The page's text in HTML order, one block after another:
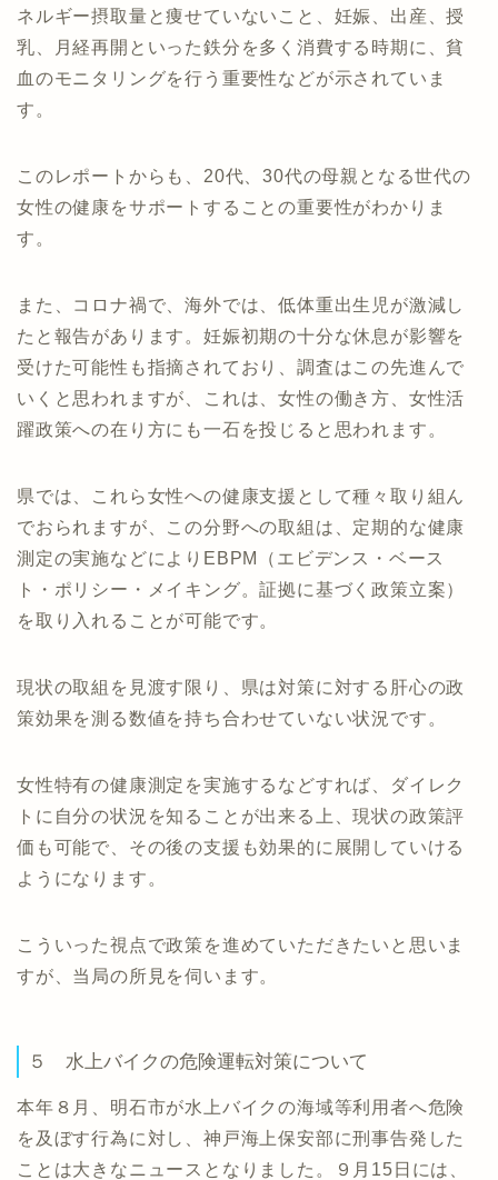
ネルギー摂取量と痩せていないこと、妊娠、出産、授
乳、月経再開といった鉄分を多く消費する時期に、貧
血のモニタリングを行う重要性などが示されていま
す。
このレポートからも、20代、30代の母親となる世代の
女性の健康をサポートすることの重要性がわかりま
す。
また、コロナ禍で、海外では、低体重出生児が激減し
たと報告があります。妊娠初期の十分な休息が影響を
受けた可能性も指摘されており、調査はこの先進んで
いくと思われますが、これは、女性の働き方、女性活
躍政策への在り方にも一石を投じると思われます。
県では、これら女性への健康支援として種々取り組ん
でおられますが、この分野への取組は、定期的な健康
測定の実施などによりEBPM（エビデンス・ベース
ト・ポリシー・メイキング。証拠に基づく政策立案）
を取り入れることが可能です。
現状の取組を見渡す限り、県は対策に対する肝心の政
策効果を測る数値を持ち合わせていない状況です。
女性特有の健康測定を実施するなどすれば、ダイレク
トに自分の状況を知ることが出来る上、現状の政策評
価も可能で、その後の支援も効果的に展開していける
ようになります。
こういった視点で政策を進めていただきたいと思いま
すが、当局の所見を伺います。
５ 水上バイクの危険運転対策について
本年８月、明石市が水上バイクの海域等利用者へ危険
を及ぼす行為に対し、神戸海上保安部に刑事告発した
ことは大きなニュースとなりました。９月15日には、